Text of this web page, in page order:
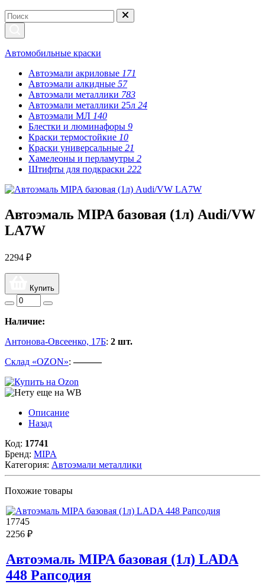
Автомобильные краски
Автоэмали акриловые 171
Автоэмали алкидные 57
Автоэмали металлики 783
Автоэмали металлики 25л 24
Автоэмали МЛ 140
Блестки и люминафоры 9
Краски термостойкие 10
Краски универсальные 21
Хамелеоны и перламутры 2
Штифты для подкраски 222
Автоэмаль MIPA базовая (1л) Audi/VW
LA7W
2294 ₽
Купить
Наличие:
Антонова-Овсеенко, 17Б: 2 шт.
Склад «OZON»:———
Описание
Назад
Код: 17741
Бренд: MIPA
Категория: Автоэмали металлики
Похожие товары
17745
2256 ₽
Автоэмаль MIPA базовая (1л) LADA
448 Рапсодия